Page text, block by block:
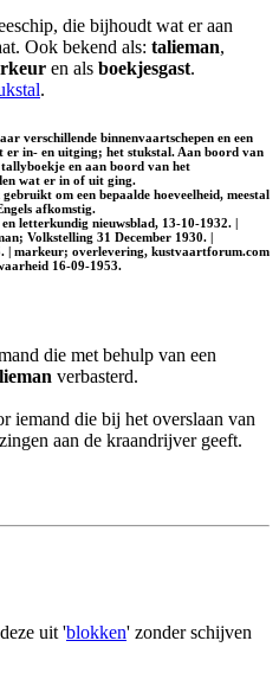
die bijhoudt wat er aan
Ook bekend als: talieman,
en als boekjesgast.
.
verschillende binnenvaartschepen en een
er in- en uitging; het stukstal. Aan boord van
en aan boord van het
wat er in of uit ging.
om een bepaalde hoeveelheid, meestal
afkomstig.
letterkundig nieuwsblad, 13-10-1932. |
Volkstelling 31 December 1930. |
| markeur; overlevering, kustvaartforum.com
16-09-1953.
die met behulp van een
verbasterd.
iemand die bij het overslaan van
aan de kraandrijver geeft.
uit 'blokken' zonder schijven